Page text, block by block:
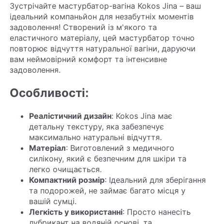
Зустрічайте мастурбатор-вагіна Kokos Jina – ваш
ідеальний компаньйон для незабутніх моментів
задоволення! Створений із м'якого та
еластичного матеріалу, цей мастурбатор точно
повторює відчуття натуральної вагіни, даруючи
вам неймовірний комфорт та інтенсивне
задоволення.
Особливості:
Реалістичний дизайн: Kokos Jina має
детальну текстуру, яка забезпечує
максимально натуральні відчуття.
Матеріал: Виготовлений з медичного
силікону, який є безпечним для шкіри та
легко очищається.
Компактний розмір: Ідеальний для зберігання
та подорожей, не займає багато місця у
вашій сумці.
Легкість у використанні: Просто нанесіть